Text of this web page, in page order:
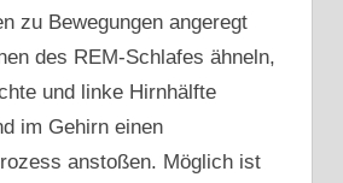
zu Bewegungen angeregt
des REM-Schlafes ähneln,
und linke Hirnhälfte
im Gehirn einen
anstoßen. Möglich ist